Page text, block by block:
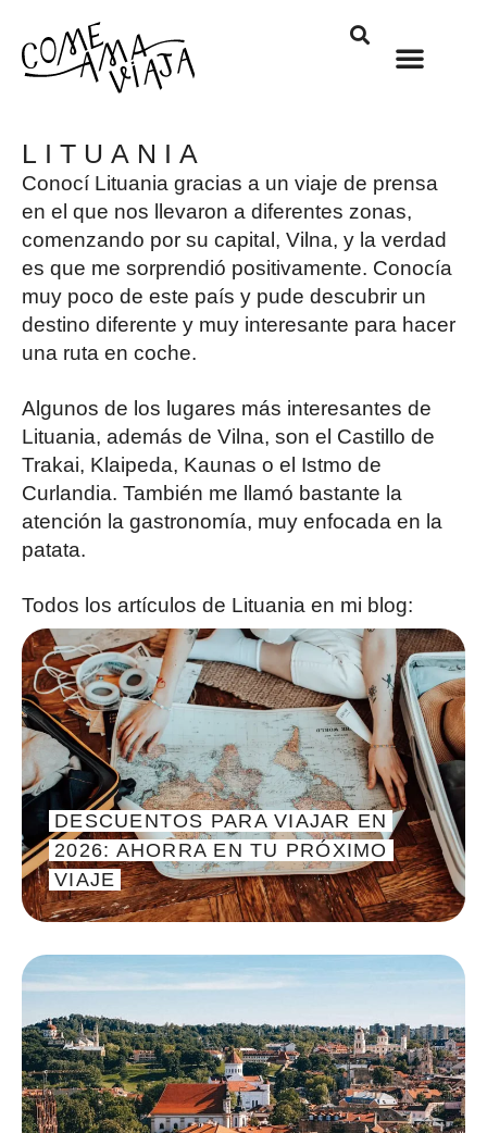
LITUANIA
Conocí Lituania gracias a un viaje de prensa
en el que nos llevaron a diferentes zonas,
comenzando por su capital, Vilna, y la verdad
es que me sorprendió positivamente. Conocía
muy poco de este país y pude descubrir un
destino diferente y muy interesante para hacer
una ruta en coche.
Algunos de los lugares más interesantes de
Lituania, además de Vilna, son el Castillo de
Trakai, Klaipeda, Kaunas o el Istmo de
Curlandia. También me llamó bastante la
atención la gastronomía, muy enfocada en la
patata.
Todos los artículos de Lituania en mi blog:
DESCUENTOS PARA VIAJAR EN
2026: AHORRA EN TU PRÓXIMO
VIAJE